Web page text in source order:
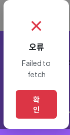
코웨이
✗
오류
Failed to
fetch
확
인